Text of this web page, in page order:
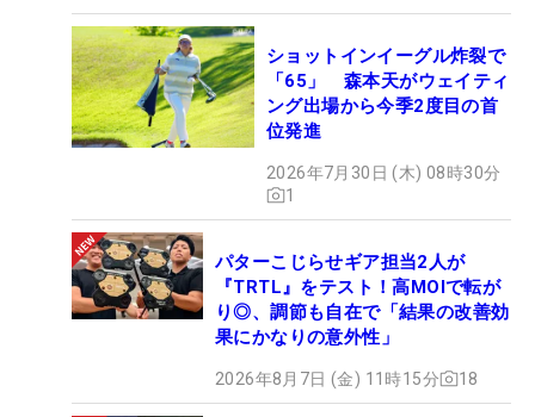
ショットインイーグル炸裂で
「65」 森本天がウェイティ
ング出場から今季2度目の首
位発進
2026年7月30日 (木) 08時30分
1
パターこじらせギア担当2人が
『TRTL』をテスト！高MOIで転が
り◎、調節も自在で「結果の改善効
果にかなりの意外性」
2026年8月7日 (金) 11時15分 18